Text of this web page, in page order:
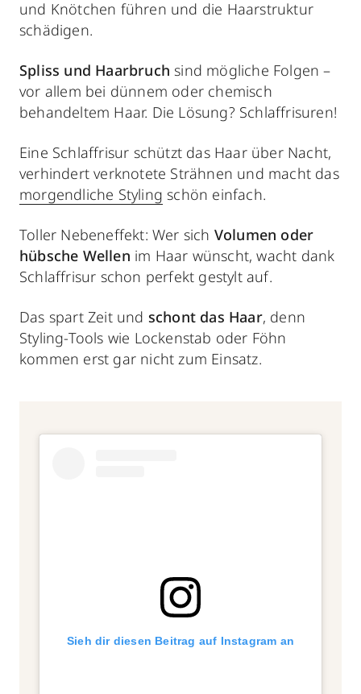
und Knötchen führen und die Haarstruktur
schädigen.
Spliss und Haarbruch sind mögliche Folgen –
vor allem bei dünnem oder chemisch
behandeltem Haar. Die Lösung? Schlaffrisuren!
Eine Schlaffrisur schützt das Haar über Nacht,
verhindert verknotete Strähnen und macht das
morgendliche Styling schön einfach.
Toller Nebeneffekt: Wer sich Volumen oder
hübsche Wellen im Haar wünscht, wacht dank
Schlaffrisur schon perfekt gestylt auf.
Das spart Zeit und schont das Haar, denn
Styling-Tools wie Lockenstab oder Föhn
kommen erst gar nicht zum Einsatz.
Sieh dir diesen Beitrag auf Instagram an